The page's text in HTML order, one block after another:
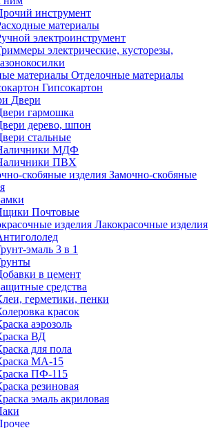
инструмент
материалы
электроинструмент
электрические, кусторезы,
Отделочные материалы
Гипсокартон
Двери
гармошка
дерево, шпон
стальные
МДФ
ПВХ
Замочно-скобяные
Почтовые
Лакокрасочные изделия
эмаль 3 в 1
в цемент
средства
герметики, пенки
красок
аэрозоль
ВД
для пола
МА-15
ПФ-115
резиновая
эмаль акриловая